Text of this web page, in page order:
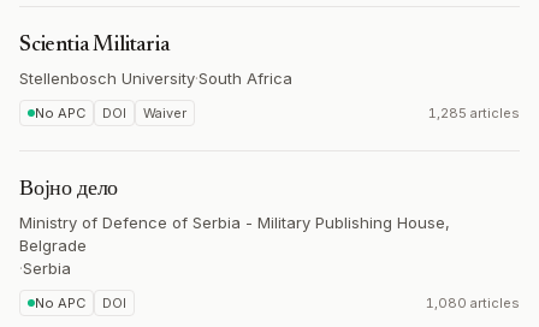
Scientia Militaria
Stellenbosch University·South Africa
No APC DOI Waiver 1,285 articles
Војно дело
Ministry of Defence of Serbia - Military Publishing House,
Belgrade
·Serbia
No APC DOI 1,080 articles